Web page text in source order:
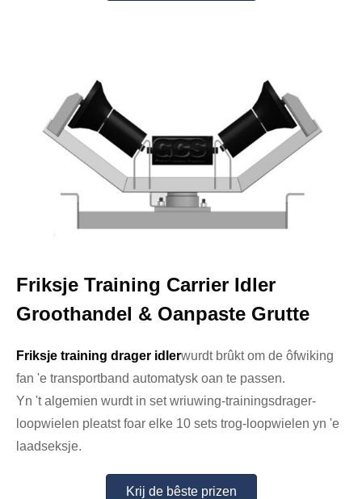
Friksje Training Carrier Idler
Groothandel & Oanpaste Grutte
Friksje training drager idlerwurdt brûkt om de ôfwiking
fan 'e transportband automatysk oan te passen.
Yn 't algemien wurdt in set wriuwing-trainingsdrager-
loopwielen pleatst foar elke 10 sets trog-loopwielen yn 'e
laadseksje.
Krij de bêste prizen